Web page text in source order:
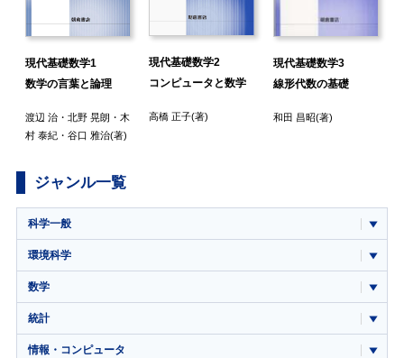
現代基礎数学1
数学の言葉と論理
渡辺 治・ 北野 晃朗 ・ 木
村 泰紀・ 谷口 雅治(著)
現代基礎数学2
コンピュータと数学
高橋 正子(著)
現代基礎数学3
線形代数の基礎
和田 昌昭(著)
ジャンル一覧
科学一般
環境科学
数学
統計
情報・コンピュータ